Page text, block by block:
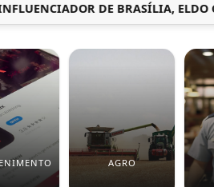
DE BRASÍLIA, ELDO
AGRO